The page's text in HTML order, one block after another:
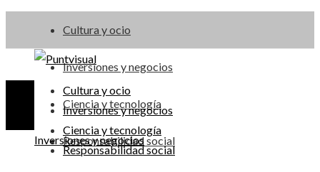
Cultura y ocio
Inversiones y negocios
Ciencia y tecnología
Responsabilidad social
Cultura y ocio
Inversiones y negocios
Ciencia y tecnología
Responsabilidad social
Inversiones y negocios